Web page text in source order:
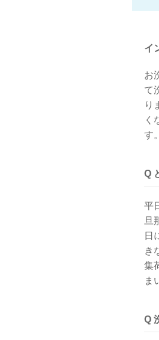
イ
お
て
り
く
す。
Q
平
旦
日
き
集
ま
Q